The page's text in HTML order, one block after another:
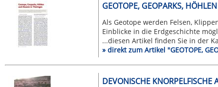
GEOTOPE, GEOPARKS,
Als Geotope werden Felsen,
Einblicke in die Erdgeschichte
...diesen Artikel finden Sie in der
» direkt zum Artikel "GEOTOPE,
DEVONISCHE